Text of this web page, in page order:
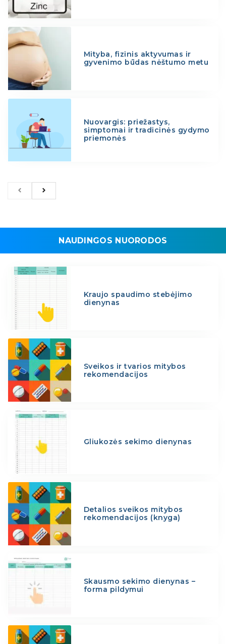
Mityba, fizinis aktyvumas ir
gyvenimo būdas nėštumo metu
Nuovargis: priežastys,
simptomai ir tradicinės gydymo
priemonės
NAUDINGOS NUORODOS
Kraujo spaudimo stebėjimo
dienynas
Sveikos ir tvarios mitybos
rekomendacijos
Gliukozės sekimo dienynas
Detalios sveikos mitybos
rekomendacijos (knyga)
Skausmo sekimo dienynas –
forma pildymui